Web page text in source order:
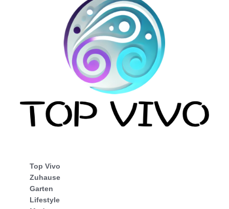
Top Vivo
Zuhause
Garten
Lifestyle